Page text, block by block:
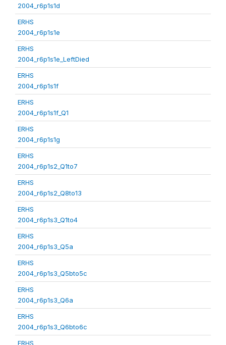
2004_r6p1s1d
ERHS
2004_r6p1s1e
ERHS
2004_r6p1s1e_LeftDied
ERHS
2004_r6p1s1f
ERHS
2004_r6p1s1f_Q1
ERHS
2004_r6p1s1g
ERHS
2004_r6p1s2_Q1to7
ERHS
2004_r6p1s2_Q8to13
ERHS
2004_r6p1s3_Q1to4
ERHS
2004_r6p1s3_Q5a
ERHS
2004_r6p1s3_Q5bto5c
ERHS
2004_r6p1s3_Q6a
ERHS
2004_r6p1s3_Q6bto6c
ERHS